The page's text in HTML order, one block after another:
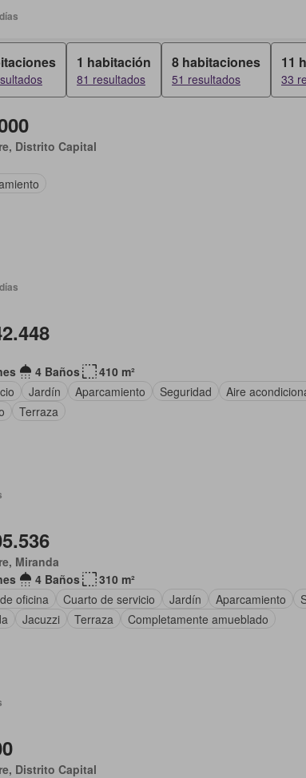
1 habitación
81 resultados
8 habitaciones
51 resultados
11
33
Distrito Capital
4 Baños
410 m²
Jardín Aparcamiento Seguridad
Aire
Terraza
Miranda
4 Baños
310 m²
oficina Cuarto de servicio Jardín Aparcamiento
Jacuzzi Terraza Completamente amueblado
Distrito Capital